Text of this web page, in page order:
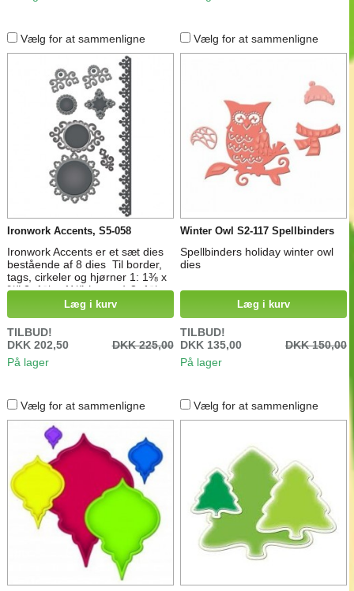
Vælg for at sammenligne
Ironwork Accents, S5-058
Ironwork Accents er et sæt dies
bestående af 8 dies Til border,
tags, cirkeler og hjørner 1: 1⅜ x
¾" 2: 1⅝ x 1⅛" (corner) 3: 1⅝ x
1⅛" (corner) 4: 1⅛" 5: 1⅝" 6: 3 x
1¾" 7: 2⅞" 8: ¾ x 9"
Læg i kurv
TILBUD!
DKK 202,50
DKK 225,00
På lager
Vælg for at sammenligne
Winter Owl S2-117 Spellbinders
Spellbinders holiday winter owl
dies
Læg i kurv
TILBUD!
DKK 135,00
DKK 150,00
På lager
Vælg for at sammenligne Vælg for at sammenligne